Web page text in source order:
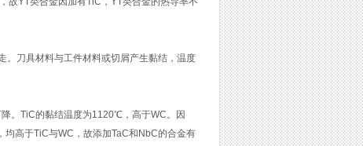
刀具材料与工件材料或切屑产生黏结，温度
。TiC的黏结温度为1120℃，高于WC。因
高于TiC与WC，故添加TaC和NbC的合金有